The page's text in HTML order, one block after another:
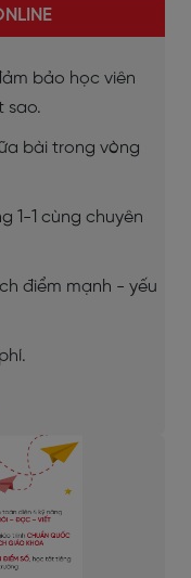
bảo học viên
sao.
bài trong vòng
1-1 cùng chuyên
điểm mạnh - yếu